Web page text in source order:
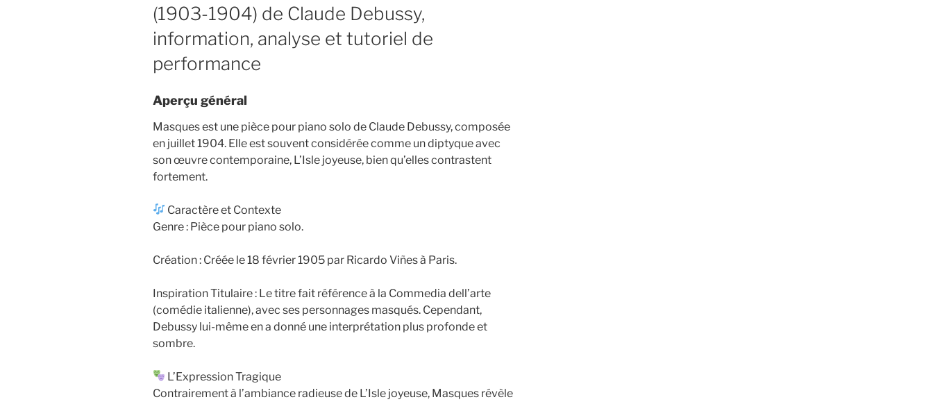
(1903-1904) de Claude Debussy,
information, analyse et tutoriel de
performance
Aperçu général
Masques est une pièce pour piano solo de Claude Debussy, composée
en juillet 1904. Elle est souvent considérée comme un diptyque avec
son œuvre contemporaine, L’Isle joyeuse, bien qu’elles contrastent
fortement.
Caractère et Contexte
Genre : Pièce pour piano solo.
Création : Créée le 18 février 1905 par Ricardo Viñes à Paris.
Inspiration Titulaire : Le titre fait référence à la Commedia dell’arte
(comédie italienne), avec ses personnages masqués. Cependant,
Debussy lui-même en a donné une interprétation plus profonde et
sombre.
L’Expression Tragique
Contrairement à l’ambiance radieuse de L’Isle joyeuse, Masques révèle